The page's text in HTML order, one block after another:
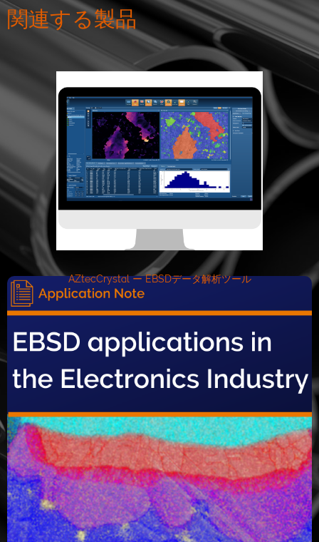
関連する製品
AZtecCrystal ー EBSDデータ解析ツール